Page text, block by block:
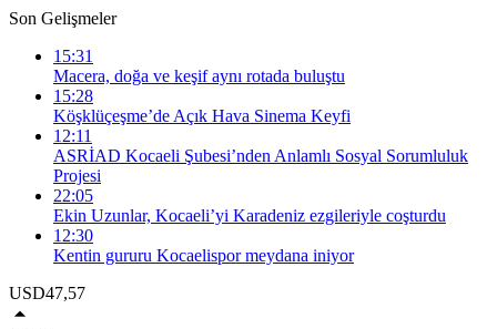
Son Gelişmeler
15:31
Macera, doğa ve keşif aynı rotada buluştu
15:28
Köşklüçeşme’de Açık Hava Sinema Keyfi
12:11
ASRİAD Kocaeli Şubesi’nden Anlamlı Sosyal Sorumluluk
Projesi
22:05
Ekin Uzunlar, Kocaeli’yi Karadeniz ezgileriyle coşturdu
12:30
Kentin gururu Kocaelispor meydana iniyor
USD47,57